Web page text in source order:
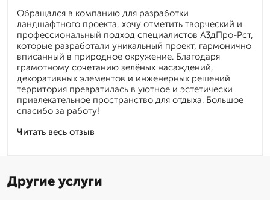
Читать весь отзыв
Обращался в компанию для разработки
ландшафтного проекта, хочу отметить творческий и
профессиональный подход специалистов А3дПро-Рст,
которые разработали уникальный проект, гармонично
вписанный в природное окружение. Благодаря
грамотному сочетанию зелёных насаждений,
декоративных элементов и инженерных решений
территория превратилась в уютное и эстетически
привлекательное пространство для отдыха. Большое
спасибо за работу!
Другие услуги